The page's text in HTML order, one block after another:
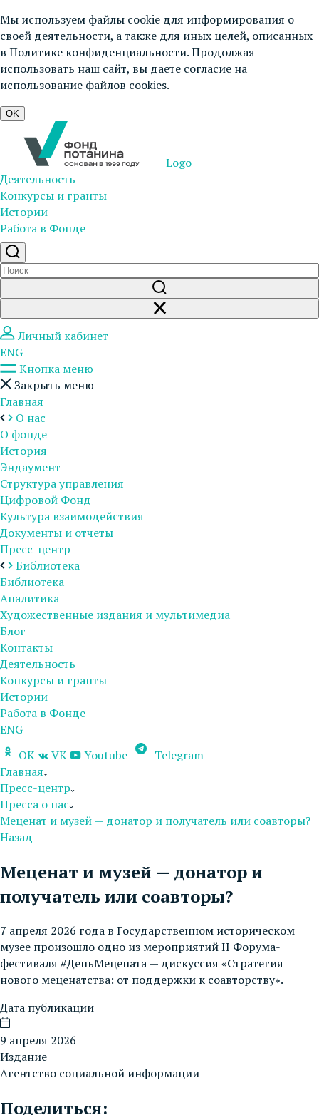
Мы используем файлы cookie для информирования о
своей деятельности, а также для иных целей, описанных
в Политике конфиденциальности. Продолжая
использовать наш сайт, вы даете согласие на
использование файлов cookies.
OK
Logo
Деятельность
Конкурсы и гранты
Истории
Работа в Фонде
Личный кабинет
ENG
Кнопка меню
Закрыть меню
Главная
О нас
О фонде
История
Эндаумент
Структура управления
Цифровой Фонд
Культура взаимодействия
Документы и отчеты
Пресс-центр
Библиотека
Библиотека
Аналитика
Художественные издания и мультимедиа
Блог
Контакты
Деятельность
Конкурсы и гранты
Истории
Работа в Фонде
ENG
OK
VK Youtube
Telegram
Главная
Пресс-центр
Пресса о нас
Меценат и музей — донатор и получатель или соавторы?
Назад
Меценат и музей — донатор и
получатель или соавторы?
7 апреля 2026 года в Государственном историческом
музее произошло одно из мероприятий II Форума-
фестиваля #ДеньМецената — дискуссия «Стратегия
нового меценатства: от поддержки к соавторству».
Дата публикации
9 апреля 2026
Издание
Агентство социальной информации
Поделиться: